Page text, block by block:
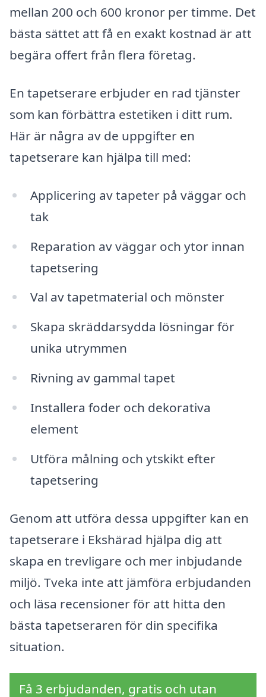
mellan 200 och 600 kronor per timme. Det
bästa sättet att få en exakt kostnad är att
begära offert från flera företag.
En tapetserare erbjuder en rad tjänster
som kan förbättra estetiken i ditt rum.
Här är några av de uppgifter en
tapetserare kan hjälpa till med:
Applicering av tapeter på väggar och
tak
Reparation av väggar och ytor innan
tapetsering
Val av tapetmaterial och mönster
Skapa skräddarsydda lösningar för
unika utrymmen
Rivning av gammal tapet
Installera foder och dekorativa
element
Utföra målning och ytskikt efter
tapetsering
Genom att utföra dessa uppgifter kan en
tapetserare i Ekshärad hjälpa dig att
skapa en trevligare och mer inbjudande
miljö. Tveka inte att jämföra erbjudanden
och läsa recensioner för att hitta den
bästa tapetseraren för din specifika
situation.
Få 3 erbjudanden, gratis och utan